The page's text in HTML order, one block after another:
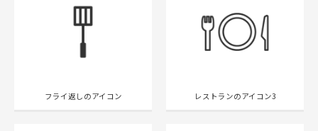
フライ返しのアイコン レストランのアイコン3